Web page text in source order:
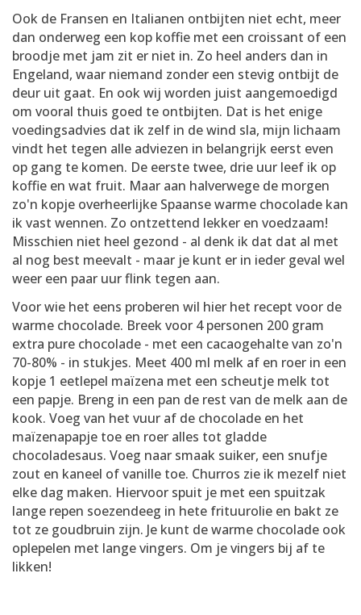
Ook de Fransen en Italianen ontbijten niet echt, meer
dan onderweg een kop koffie met een croissant of een
broodje met jam zit er niet in. Zo heel anders dan in
Engeland, waar niemand zonder een stevig ontbijt de
deur uit gaat. En ook wij worden juist aangemoedigd
om vooral thuis goed te ontbijten. Dat is het enige
voedingsadvies dat ik zelf in de wind sla, mijn lichaam
vindt het tegen alle adviezen in belangrijk eerst even
op gang te komen. De eerste twee, drie uur leef ik op
koffie en wat fruit. Maar aan halverwege de morgen
zo'n kopje overheerlijke Spaanse warme chocolade kan
ik vast wennen. Zo ontzettend lekker en voedzaam!
Misschien niet heel gezond - al denk ik dat dat al met
al nog best meevalt - maar je kunt er in ieder geval wel
weer een paar uur flink tegen aan.
Voor wie het eens proberen wil hier het recept voor de
warme chocolade. Breek voor 4 personen 200 gram
extra pure chocolade - met een cacaogehalte van zo'n
70-80% - in stukjes. Meet 400 ml melk af en roer in een
kopje 1 eetlepel maïzena met een scheutje melk tot
een papje. Breng in een pan de rest van de melk aan de
kook. Voeg van het vuur af de chocolade en het
maïzenapapje toe en roer alles tot gladde
chocoladesaus. Voeg naar smaak suiker, een snufje
zout en kaneel of vanille toe. Churros zie ik mezelf niet
elke dag maken. Hiervoor spuit je met een spuitzak
lange repen soezendeeg in hete frituurolie en bakt ze
tot ze goudbruin zijn. Je kunt de warme chocolade ook
oplepelen met lange vingers. Om je vingers bij af te
likken!